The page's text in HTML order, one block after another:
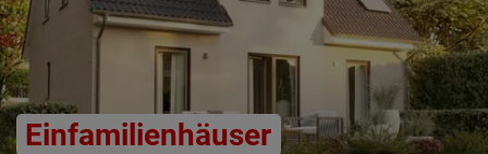
Einfamilienhäuser